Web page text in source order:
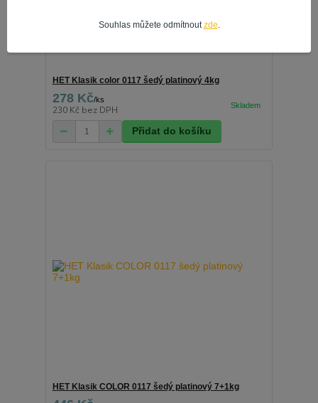
HET Klasik color 0117 šedý platinový 4kg
278 Kč/ks
230 Kč bez DPH
Přidat do košíku
HET Klasik COLOR 0117 šedý platinový 7+1kg
Souhlas můžete odmítnoutzde.